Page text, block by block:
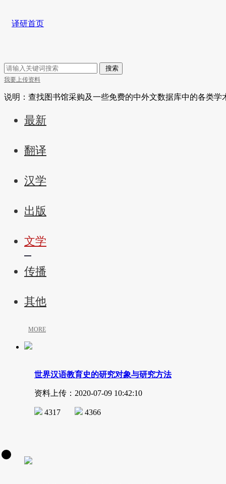
译研首页
搜索
我要上传资料
说明：查找图书馆采购及一些免费的中外文数据库中的各类学
最新
翻译
汉学
出版
文学
传播
其他
MORE
世界汉语教育史的研究对象与研究方法
资料上传：2020-07-09 10:42:10
4317 4366